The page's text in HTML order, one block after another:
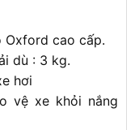
Oxford cao cấp.
dù : 3 kg.
hơi
vệ xe khỏi nắng